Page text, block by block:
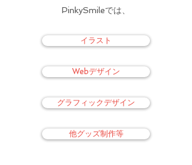
PinkySmileでは、
イラスト
Webデザイン
グラフィックデザイン
他グッズ制作等